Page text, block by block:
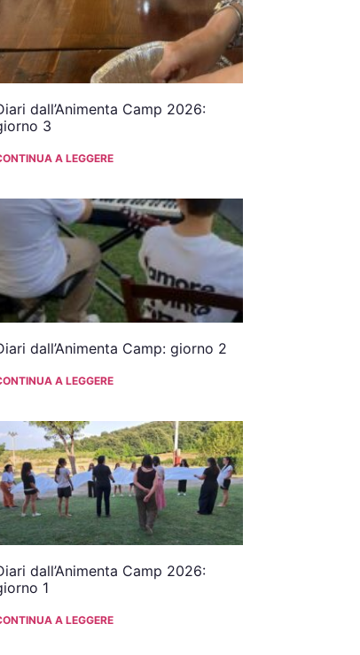
dall’Animenta Camp 2026:
3
A LEGGERE
dall’Animenta Camp: giorno 2
A LEGGERE
dall’Animenta Camp 2026:
1
A LEGGERE